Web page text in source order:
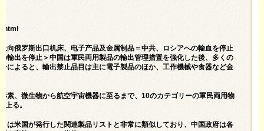
俄罗斯出口机床、电子产品及金属制品＝中共、ロシアへの輸血を停止
輸出を停止＞中国は軍民両用製品の輸出管理措置を強化した後、多くの
によると、輸出禁止品目は主に電子製品のほか、工作機械や食器など金
素、微生物から航空宇宙機器に至るまで、10のカテゴリーの軍民両用物
上る。
は米国が発行した関連製品リストと非常に類似しており、中国政府は各